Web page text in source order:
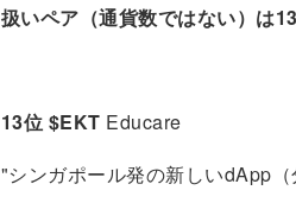
扱いペア（通貨数ではない）は
13位 $EKT Educare
"シンガポール発の新しいdApp（